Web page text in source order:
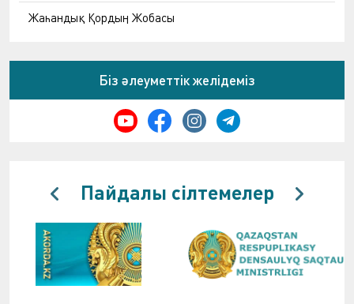
Жаһандық Қордың Жобасы
Біз әлеуметтік желідеміз
Пайдалы сілтемелер